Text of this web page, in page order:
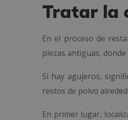
Tratar la
En el proceso de
piezas antiguas,
Si hay agujeros,
restos de polvo
En primer lugar,